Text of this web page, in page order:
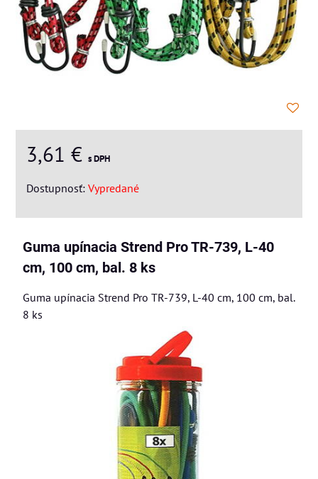
3,61 € s DPH
Dostupnosť: Vypredané
Guma upínacia Strend Pro TR-739, L-40
cm, 100 cm, bal. 8 ks
Guma upínacia Strend Pro TR-739, L-40 cm, 100 cm, bal.
8 ks